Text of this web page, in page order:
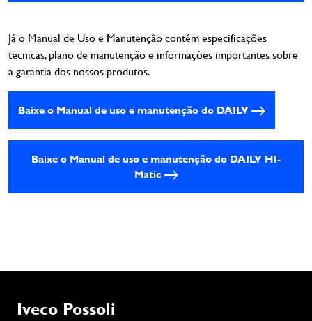
Já o Manual de Uso e Manutenção contém especificações
técnicas, plano de manutenção e informações importantes sobre
a garantia dos nossos produtos.
Baixe o Manual de uso e manutenção do DAILY
Baixe o Manual de uso e manutenção do DAILY HI-
Matic
Iveco Possoli